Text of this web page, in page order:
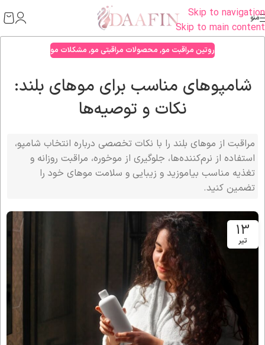
Skip to navigation
Skip to main content
منو
روتین مراقبت مو, محصولات مراقبتی مو, مشکلات مو
شامپوهای مناسب برای موهای بلند:
نکات و توصیه‌ها
مراقبت از موهای بلند را با نکات تخصصی درباره انتخاب شامپو،
استفاده از نرم‌کننده‌ها، جلوگیری از موخوره، مراقبت روزانه و
تغذیه مناسب بیاموزید و زیبایی و سلامت موهای خود را
تضمین کنید.
13
تیر